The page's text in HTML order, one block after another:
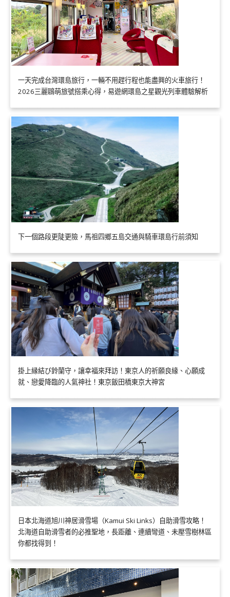
一天完成台灣環島旅行，一輛不用趕行程也能盡興的火車旅行！
2026三麗鷗萌旅號搭乘心得，易遊網環島之星觀光列車體驗解析
下一個路段更陡更險，馬祖四鄉五島交通與騎車環島行前須知
掛上縁結び鈴蘭守，讓幸福來拜訪！東京人的祈願良緣、心願成
就、戀愛降臨的人氣神社！東京飯田橋東京大神宮
日本北海道旭川神居滑雪場（Kamui Ski Links）自助滑雪攻略！
北海道自助滑雪者的必推聖地，長距離、連續彎道、未壓雪樹林區
你都找得到！